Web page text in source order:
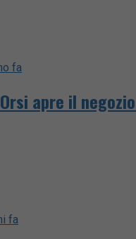
fa
apre il
fa